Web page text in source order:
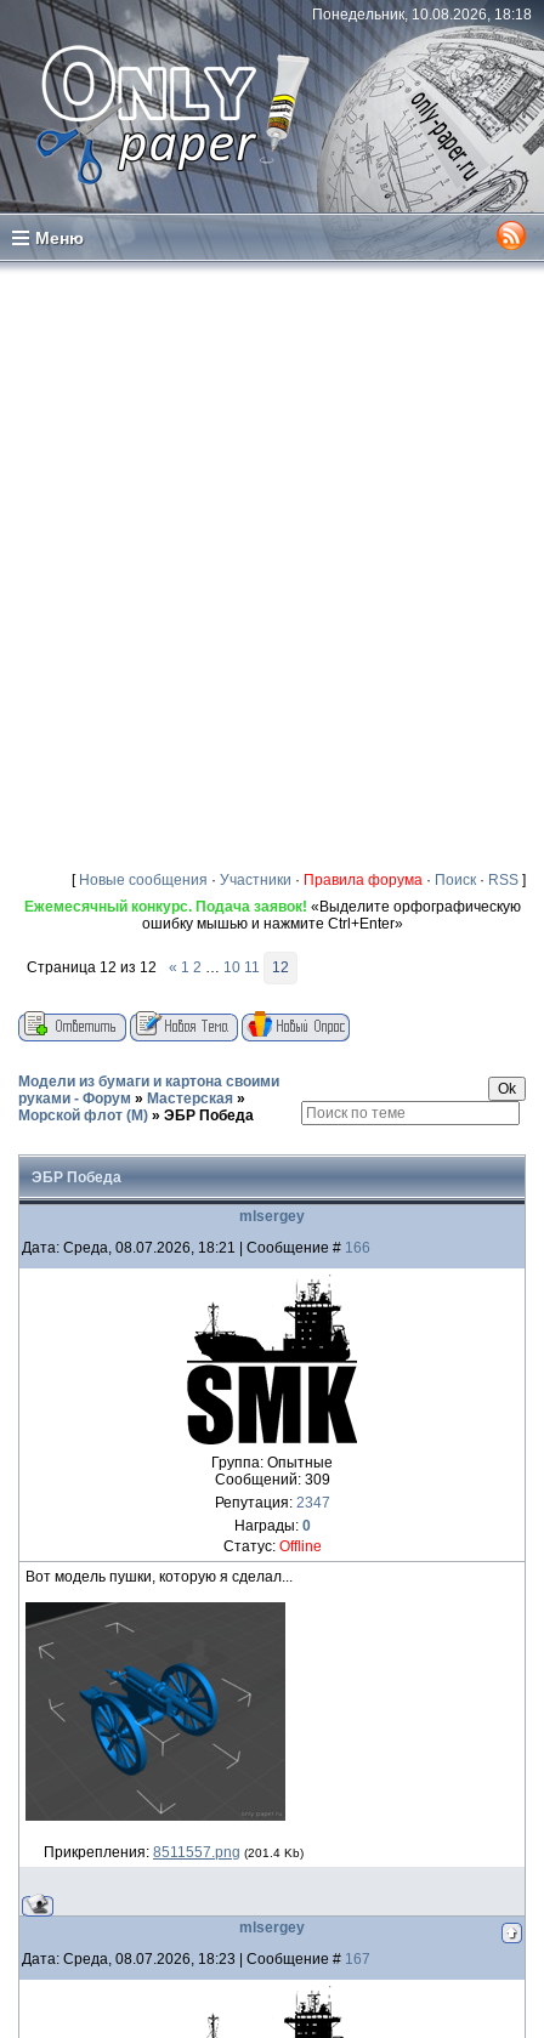
Понедельник, 10.08.2026, 18:18
Меню
[ Новые сообщения · Участники · Правила форума · Поиск · RSS ]
Ежемесячный конкурс. Подача заявок! «Выделите орфографическую
ошибку мышью и нажмите Ctrl+Enter»
Страница 12 из 12 « 1 2 … 10 11 12
Модели из бумаги и картона своими
руками - Форум » Мастерская »
Морской флот (М) » ЭБР Победа
ЭБР Победа
mlsergey
Дата: Среда, 08.07.2026, 18:21 | Сообщение # 166
Группа: Опытные
Сообщений: 309
Репутация: 2347
Награды: 0
Статус: Offline
Вот модель пушки, которую я сделал...
Прикрепления: 8511557.png (201.4 Kb)
mlsergey
Дата: Среда, 08.07.2026, 18:23 | Сообщение # 167